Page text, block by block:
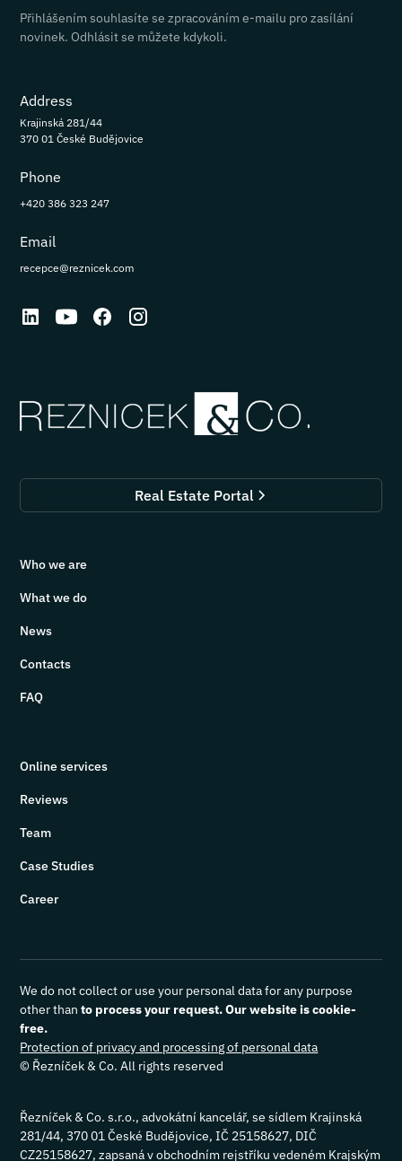
Přihlášením souhlasíte se zpracováním e-mailu pro zasílání
novinek. Odhlásit se můžete kdykoli.
Address
Krajinská 281/44
370 01 České Budějovice
Phone
+420 386 323 247
Email
recepce@reznicek.com
Real Estate Portal
Who we are
What we do
News
Contacts
FAQ
Online services
Reviews
Team
Case Studies
Career
© Řezníček & Co. All rights reserved
Protection of privacy and processing of personal data
We do not collect or use your personal data for any purpose
other thanto process your request. Our website is cookie-
free.
Řezníček & Co. s.r.o., advokátní kancelář, se sídlem Krajinská
281/44, 370 01 České Budějovice, IČ 25158627, DIČ
CZ25158627, zapsaná v obchodním rejstříku vedeném Krajským